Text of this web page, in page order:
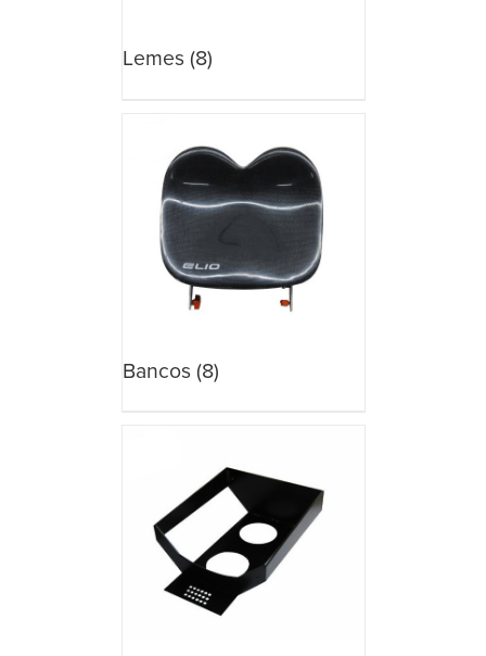
Lemes (8)
Bancos (8)